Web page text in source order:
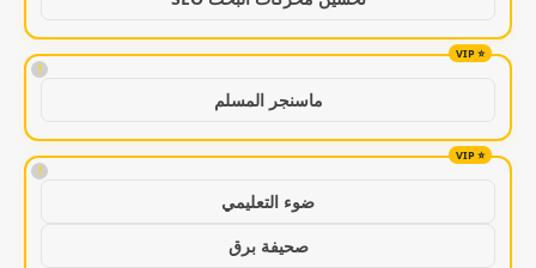
!
ماسنجر المسلم
!
ضوء التعليمي
صحيفة برق